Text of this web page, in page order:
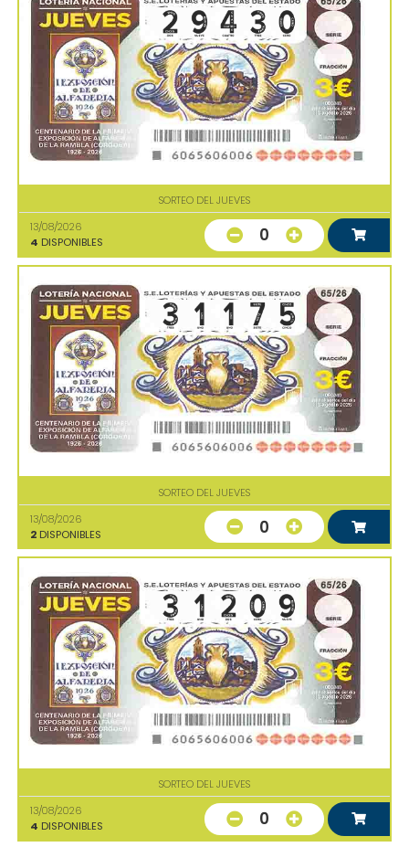
SORTEO DEL JUEVES
13/08/2026
4 DISPONIBLES 0
SORTEO DEL JUEVES
13/08/2026
2 DISPONIBLES 0
SORTEO DEL JUEVES
13/08/2026
4 DISPONIBLES 0